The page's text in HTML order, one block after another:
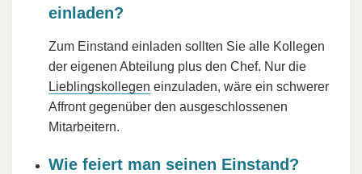
einladen?
Zum Einstand einladen sollten Sie alle Kollegen
der eigenen Abteilung plus den Chef. Nur die
Lieblingskollegen einzuladen, wäre ein schwerer
Affront gegenüber den ausgeschlossenen
Mitarbeitern.
Wie feiert man seinen Einstand?